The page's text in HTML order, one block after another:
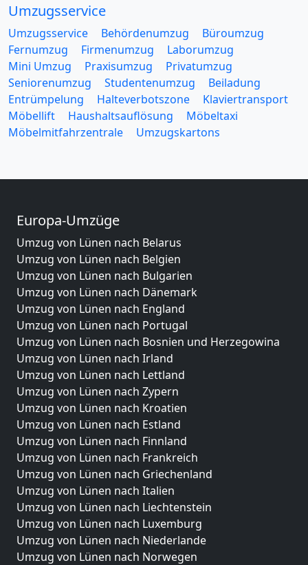
Umzugsservice
Umzugsservice Behördenumzug
Büroumzug
Fernumzug
Firmenumzug
Laborumzug
Mini Umzug
Praxisumzug
Privatumzug
Seniorenumzug
Studentenumzug
Beiladung
Entrümpelung
Halteverbotszone
Klaviertransport
Möbellift
Haushaltsauflösung
Möbeltaxi
Möbelmitfahrzentrale
Umzugskartons
Europa-Umzüge
Umzug von Lünen nach Belarus
Umzug von Lünen nach Belgien
Umzug von Lünen nach Bulgarien
Umzug von Lünen nach Dänemark
Umzug von Lünen nach England
Umzug von Lünen nach Portugal
Umzug von Lünen nach Bosnien und Herzegowina
Umzug von Lünen nach Irland
Umzug von Lünen nach Lettland
Umzug von Lünen nach Zypern
Umzug von Lünen nach Kroatien
Umzug von Lünen nach Estland
Umzug von Lünen nach Finnland
Umzug von Lünen nach Frankreich
Umzug von Lünen nach Griechenland
Umzug von Lünen nach Italien
Umzug von Lünen nach Liechtenstein
Umzug von Lünen nach Luxemburg
Umzug von Lünen nach Niederlande
Umzug von Lünen nach Norwegen